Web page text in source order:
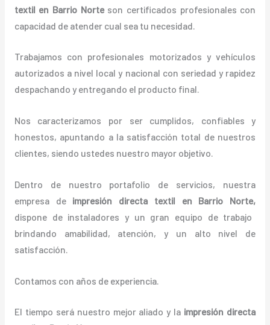
textil en Barrio Norte son certificados profesionales con
capacidad de atender cual sea tu necesidad.
Trabajamos con profesionales motorizados y vehículos
autorizados a nivel local y nacional con seriedad y rapidez
despachando y entregando el producto final.
Nos caracterizamos por ser cumplidos, confiables y
honestos, apuntando a la satisfacción total de nuestros
clientes, siendo ustedes nuestro mayor objetivo.
Dentro de nuestro portafolio de servicios, nuestra
empresa de impresión directa textil en Barrio Norte,
dispone de instaladores y un gran equipo de trabajo
brindando amabilidad, atención, y un alto nivel de
satisfacción.
Contamos con años de experiencia.
El tiempo será nuestro mejor aliado y la impresión directa